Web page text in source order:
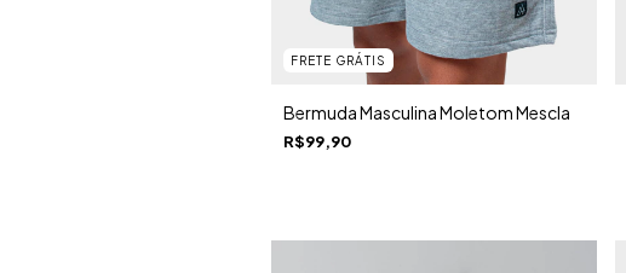
FRETE GRÁTIS
Bermuda Masculina Moletom Mescla
R$99,90